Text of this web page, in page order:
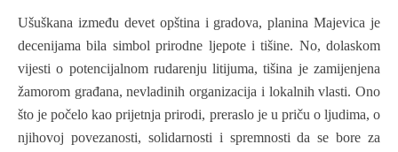
Ušuškana između devet opština i gradova, planina Majevica je
decenijama bila simbol prirodne ljepote i tišine. No, dolaskom
vijesti o potencijalnom rudarenju litijuma, tišina je zamijenjena
žamorom građana, nevladinih organizacija i lokalnih vlasti. Ono
što je počelo kao prijetnja prirodi, preraslo je u priču o ljudima, o
njihovoj povezanosti, solidarnosti i spremnosti da se bore za